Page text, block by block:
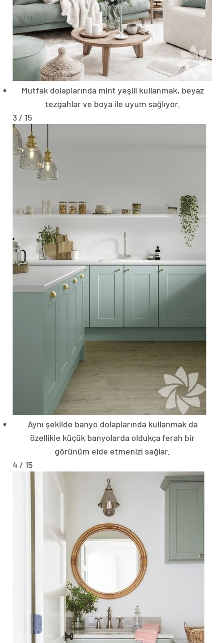
Mutfak dolaplarında mint yeşili kullanmak, beyaz
tezgahlar ve boya ile uyum sağlıyor.
3 / 15
Aynı şekilde banyo dolaplarında kullanmak da
özellikle küçük banyolarda oldukça ferah bir
görünüm elde etmenizi sağlar.
4 / 15